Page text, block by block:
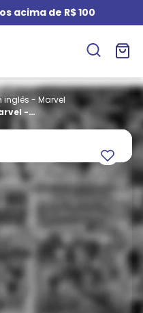
acima de R$ 100
inglês - Marvel
-
4 # 06